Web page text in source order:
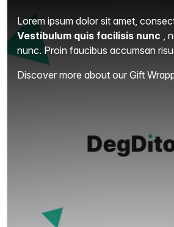
Lorem ipsum dolor sit amet,
Vestibulum quis facilisis nunc ,
nunc. Proin faucibus accumsan
Discover more about our Gift